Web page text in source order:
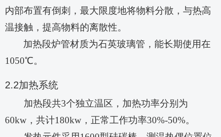
内部布置有倒刺，最大限度地将物料分散，与热高
温接触，提高物料的离散性。
加热段炉管材质为石英玻璃管，能长期使用在
1050℃。
2.2加热系统
加热段共3个独立温区，加热功率分别为
60kw，共计180kw，正常工作功率30%-50%。